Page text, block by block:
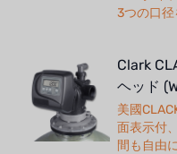
3つの口径
Clark
ヘッド
美國
面表示付
間も自由